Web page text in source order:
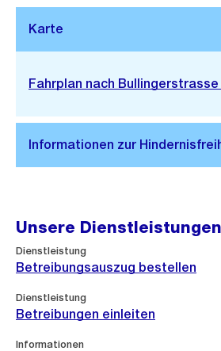
Stadtplan 3D
Externer
Fahrplan nach Bullingerstrasse
Unsere Dienstleistungen
Dienstleistung
Betreibungsauszug bestellen
Dienstleistung
Betreibungen einleiten
Informationen